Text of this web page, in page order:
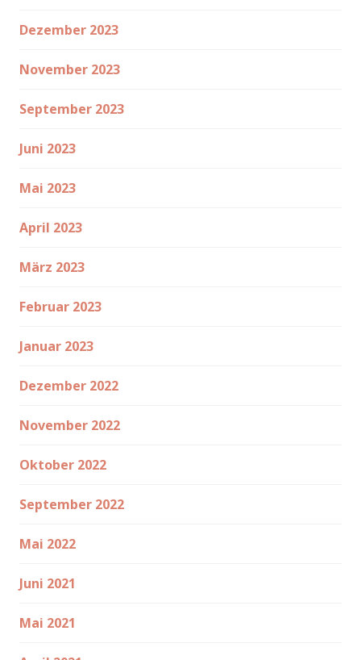
Dezember 2023
November 2023
September 2023
Juni 2023
Mai 2023
April 2023
März 2023
Februar 2023
Januar 2023
Dezember 2022
November 2022
Oktober 2022
September 2022
Mai 2022
Juni 2021
Mai 2021